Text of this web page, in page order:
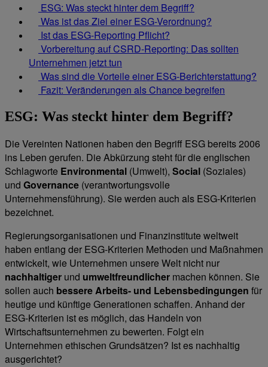
ESG: Was steckt hinter dem Begriff?
Was ist das Ziel einer ESG-Verordnung?
Ist das ESG-Reporting Pflicht?
Vorbereitung auf CSRD-Reporting: Das sollten
Unternehmen jetzt tun
Was sind die Vorteile einer ESG-Berichterstattung?
Fazit: Veränderungen als Chance begreifen
ESG: Was steckt hinter dem Begriff?
Die Vereinten Nationen haben den Begriff ESG bereits 2006
ins Leben gerufen. Die Abkürzung steht für die englischen
Schlagworte Environmental (Umwelt), Social (Soziales)
und Governance (verantwortungsvolle
Unternehmensführung). Sie werden auch als ESG-Kriterien
bezeichnet.
Regierungsorganisationen und Finanzinstitute weltweit
haben entlang der ESG-Kriterien Methoden und Maßnahmen
entwickelt, wie Unternehmen unsere Welt nicht nur
nachhaltiger und umweltfreundlicher machen können. Sie
sollen auch bessere Arbeits- und Lebensbedingungen für
heutige und künftige Generationen schaffen. Anhand der
ESG-Kriterien ist es möglich, das Handeln von
Wirtschaftsunternehmen zu bewerten. Folgt ein
Unternehmen ethischen Grundsätzen? Ist es nachhaltig
ausgerichtet?